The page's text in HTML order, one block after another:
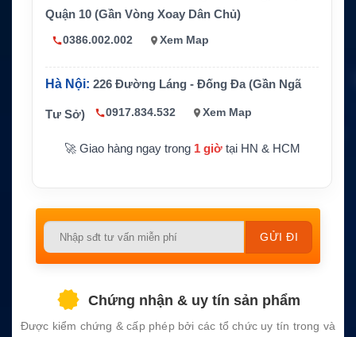
Hãng sản xuất
Quận 10 (Gần Vòng Xoay Dân Chủ)
0386.002.002 Xem Map
Hà Nội: 226 Đường Láng - Đống Đa (Gần Ngã
Tư Sở) 0917.834.532 Xem Map
🚀 Giao hàng ngay trong 1 giờtại HN & HCM
Please
empty.
Chứng nhận & uy tín sản phẩm
Được kiểm chứng & cấp phép bởi các tổ chức uy tín trong và